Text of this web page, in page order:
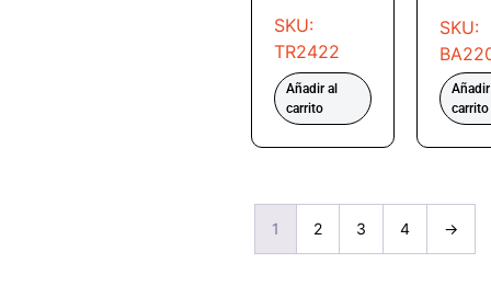
SKU:
TR2422
Añadir al
carrito
SKU:
carrito
1 2 3 4 →